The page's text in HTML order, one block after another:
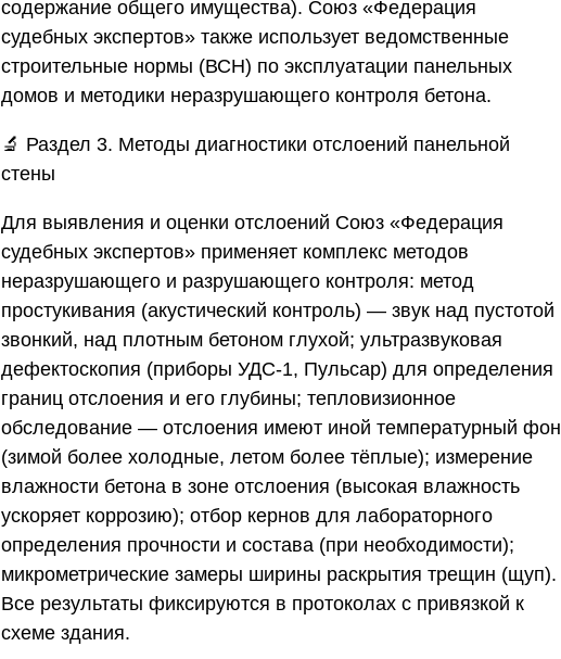
содержание общего имущества). Союз «Федерация
судебных экспертов» также использует ведомственные
строительные нормы (ВСН) по эксплуатации панельных
домов и методики неразрушающего контроля бетона.
🔬 Раздел 3. Методы диагностики отслоений панельной
стены
Для выявления и оценки отслоений Союз «Федерация
судебных экспертов» применяет комплекс методов
неразрушающего и разрушающего контроля: метод
простукивания (акустический контроль) — звук над пустотой
звонкий, над плотным бетоном глухой; ультразвуковая
дефектоскопия (приборы УДС-1, Пульсар) для определения
границ отслоения и его глубины; тепловизионное
обследование — отслоения имеют иной температурный фон
(зимой более холодные, летом более тёплые); измерение
влажности бетона в зоне отслоения (высокая влажность
ускоряет коррозию); отбор кернов для лабораторного
определения прочности и состава (при необходимости);
микрометрические замеры ширины раскрытия трещин (щуп).
Все результаты фиксируются в протоколах с привязкой к
схеме здания.